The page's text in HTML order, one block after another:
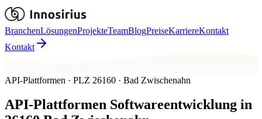
BranchenLösungenProjekteTeamBlogPreiseKarriereKontakt
Kontakt
API-Plattformen · PLZ 26160 · Bad Zwischenahn
API-Plattformen Softwareentwicklung in